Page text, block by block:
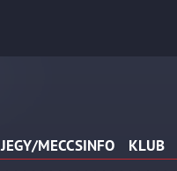
JEGY/MECCSINFO KLUB